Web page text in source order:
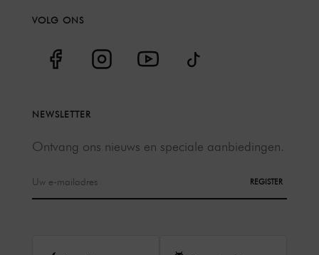
VOLG ONS
NEWSLETTER
Ontvang ons nieuws en speciale aanbiedingen.
REGISTER